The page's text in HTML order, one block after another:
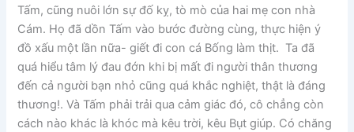
Tấm, cũng nuôi lớn sự đố kỵ, tò mò của hai mẹ con nhà
Cám. Họ đã dồn Tấm vào bước đường cùng, thực hiện ý
đồ xấu một lần nữa- giết đi con cá Bống làm thịt. Ta đã
quá hiểu tâm lý đau đớn khi bị mất đi người thân thương
đến cả người bạn nhỏ cũng quá khắc nghiệt, thật là đáng
thương!. Và Tấm phải trải qua cảm giác đó, cô chẳng còn
cách nào khác là khóc mà kêu trời, kêu Bụt giúp. Có chăng